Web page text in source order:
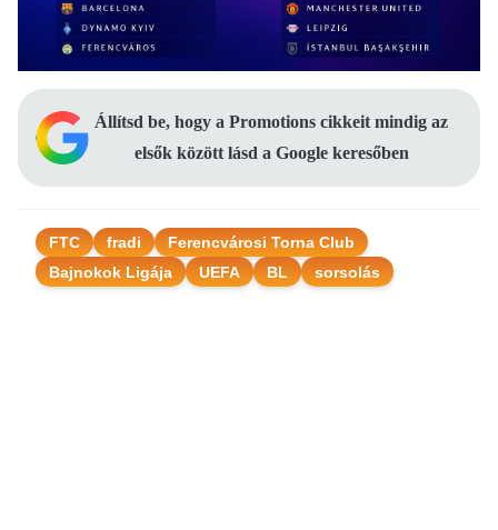
Állítsd be, hogy a Promotions cikkeit mindig az
elsők között lásd a Google keresőben
FTC fradi
Ferencvárosi Torna Club
Bajnokok Ligája
UEFA BL sorsolás